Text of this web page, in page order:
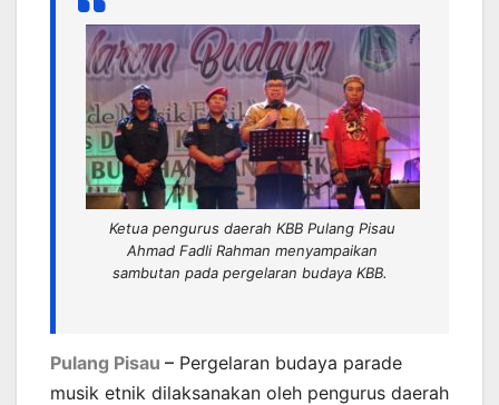
Ketua pengurus daerah KBB Pulang Pisau
Ahmad Fadli Rahman menyampaikan
sambutan pada pergelaran budaya KBB.
Pulang Pisau – Pergelaran budaya parade
musik etnik dilaksanakan oleh pengurus daerah